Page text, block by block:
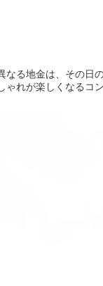
なる地金は、その日
ゃれが楽しくなるコ